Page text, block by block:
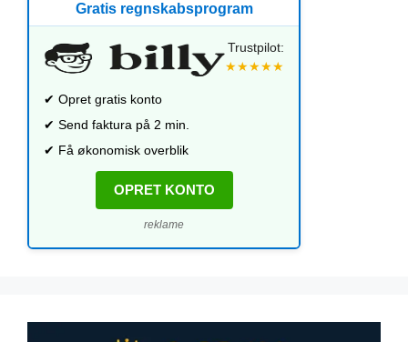
Gratis regnskabsprogram
Trustpilot:
★★★★★
✔ Opret gratis konto
✔ Send faktura på 2 min.
✔ Få økonomisk overblik
OPRET KONTO
reklame